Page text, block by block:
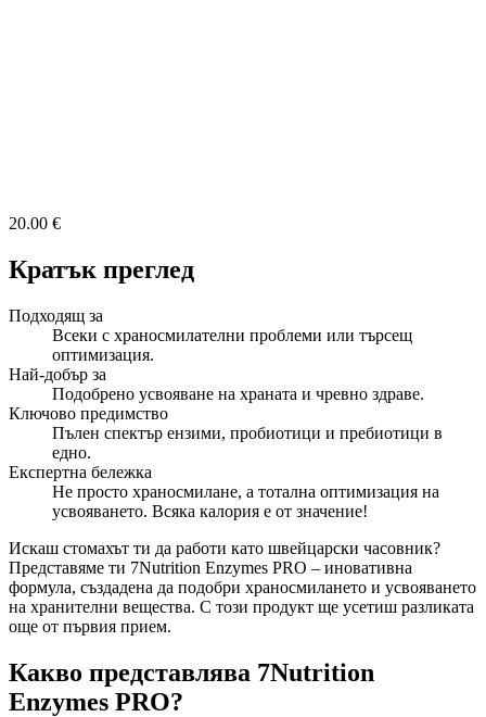
20.00 €
Кратък преглед
Подходящ за
Всеки с храносмилателни проблеми или търсещ
оптимизация.
Най-добър за
Подобрено усвояване на храната и чревно здраве.
Ключово предимство
Пълен спектър ензими, пробиотици и пребиотици в
едно.
Експертна бележка
Не просто храносмилане, а тотална оптимизация на
усвояването. Всяка калория е от значение!
Искаш стомахът ти да работи като швейцарски часовник?
Представяме ти 7Nutrition Enzymes PRO – иновативна
формула, създадена да подобри храносмилането и усвояването
на хранителни вещества. С този продукт ще усетиш разликата
още от първия прием.
Какво представлява 7Nutrition
Enzymes PRO?